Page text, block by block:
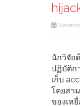
นักวิจัย
ปฏิบัติก
เก็บ
โดยสา
ของเห